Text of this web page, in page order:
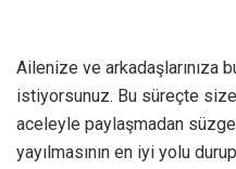
Ailenize ve arkadaşlarınıza
istiyorsunuz. Bu süreçte
aceleyle paylaşmadan
yayılmasının en iyi yolu